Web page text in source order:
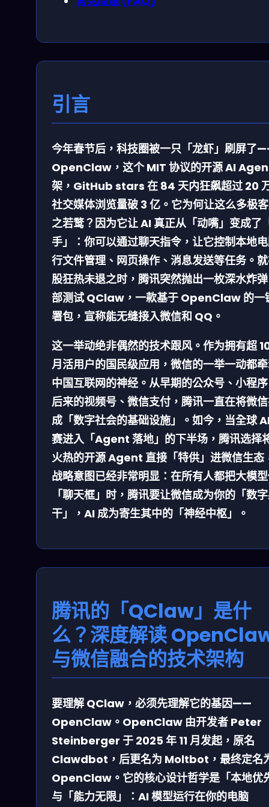
引言
今年春节后，科技圈被一只「龙虾」刷屏了
OpenClaw，这个 MIT 协议的开源 AI
架，GitHub stars 在 84 天内狂飙超过 20
社交媒体浏览量破 3 亿。它为何让这么多极
之若鹜？因为它让 AI 真正从「动嘴」变成了
手」：你可以通过聊天指令，让它控制本地
行文件管理、网页操作、消息发送等任务。
股狂热未退之时，腾讯突然抛出一枚深水炸
部测试 QClaw，一款基于 OpenClaw 的一
署包，宣称能无缝接入微信和 QQ。
这一举动绝非偶然的技术跟风。作为拥有超
月活用户的国民级应用，微信的一举一动都
中国互联网的神经。从早期的公众号、小程
后来的视频号、微信支付，腾讯一直在将微
成「数字社会的基础设施」。如今，当全球
赛进入「Agent 落地」的下半场，腾讯选择
火热的开源 Agent 直接「特供」进微信生态
战略意图已经非常明显：在所有人都把大模
「聊天框」时，腾讯要让微信成为你的「数
干」，AI 成为寄生其中的「神经中枢」。
腾讯的「QClaw」是什
么？深度解读
与微信融合的技术架构
要理解 QClaw，必须先理解它的基因——
OpenClaw。OpenClaw 由开发者 Peter
Steinberger 于 2025 年 11 月发起，原名
Clawdbot，后更名为 Moltbot，最终定名
OpenClaw。它的核心设计哲学是「本地优
与「能力无限」：AI 模型运行在你的电脑